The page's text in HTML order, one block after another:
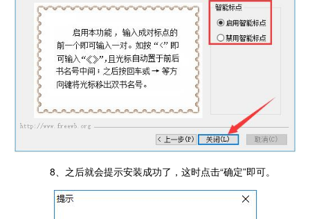
8、之后就会提示安装成功了，这时点击“确定”即可。